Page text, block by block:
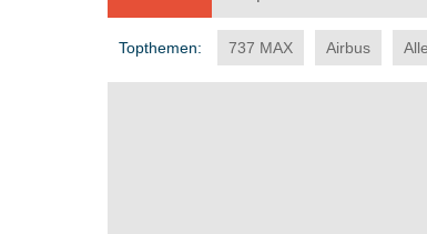
Topthemen: 737 MAX Airbus